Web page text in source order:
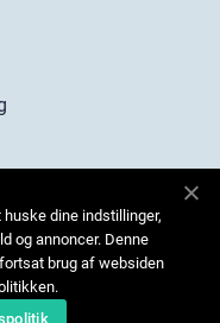
dine indstillinger,
og annoncer. Denne
brug af websiden